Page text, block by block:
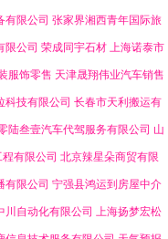
有限公司 张家界湘西青年国际旅
限公司 荣成同宇石材 上海诺泰市
服饰零售 天津晟翔伟业汽车销售
科技有限公司 长春市天利搬运有
陆叁壹汽车代驾服务有限公司 山
有限公司 北京辣星朵商贸有限
有限公司 宁强县鸿运到房屋中介
川自动化有限公司 上海扬梦宏松